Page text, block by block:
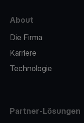
About
Die Firma
Karriere
Technologie
Partner-Lösungen